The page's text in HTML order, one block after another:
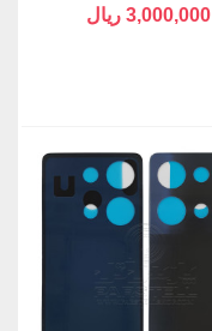
3,000,000 ریال